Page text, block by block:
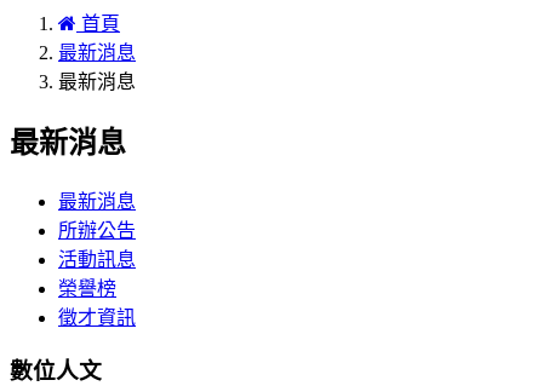
首頁
最新消息
最新消息
最新消息
最新消息
所辦公告
活動訊息
榮譽榜
徵才資訊
數位人文